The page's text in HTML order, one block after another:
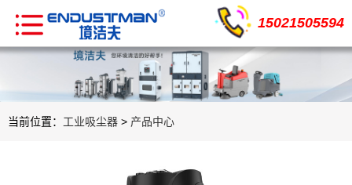
15021505594
当前位置： 工业吸尘器 > 产品中心